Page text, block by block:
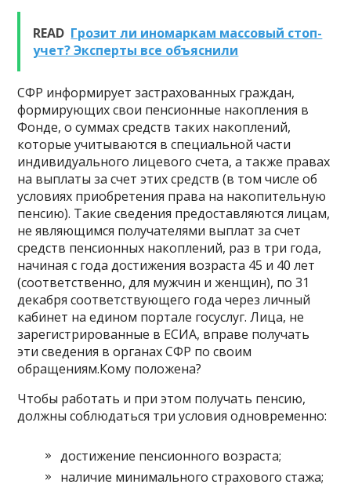
READ Грозит ли иномаркам массовый стоп-
учет? Эксперты все объяснили
СФР информирует застрахованных граждан,
формирующих свои пенсионные накопления в
Фонде, о суммах средств таких накоплений,
которые учитываются в специальной части
индивидуального лицевого счета, а также правах
на выплаты за счет этих средств (в том числе об
условиях приобретения права на накопительную
пенсию). Такие сведения предоставляются лицам,
не являющимся получателями выплат за счет
средств пенсионных накоплений, раз в три года,
начиная с года достижения возраста 45 и 40 лет
(соответственно, для мужчин и женщин), по 31
декабря соответствующего года через личный
кабинет на едином портале госуслуг. Лица, не
зарегистрированные в ЕСИА, вправе получать
эти сведения в органах СФР по своим
обращениям.Кому положена?
Чтобы работать и при этом получать пенсию,
должны соблюдаться три условия одновременно:
достижение пенсионного возраста;
наличие минимального страхового стажа;